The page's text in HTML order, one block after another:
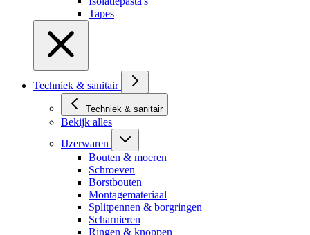
Tapes
Techniek & sanitair
Techniek & sanitair
Bekijk alles
IJzerwaren
Bouten & moeren
Schroeven
Borstbouten
Montagemateriaal
Splitpennen & borgringen
Scharnieren
Ringen & knoppen